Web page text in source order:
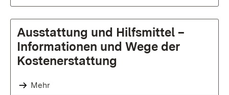
Ausstattung und Hilfsmittel –
Informationen und Wege der
Kostenerstattung
Mehr